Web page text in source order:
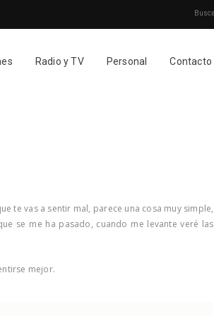
Radio y TV Personal Contacto
te vas a sentir mal, parece una cosa muy simple,
se me ha pasado, cuando me levante veré las
mejor.